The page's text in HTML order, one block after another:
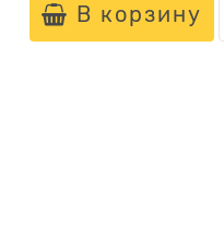
В корзину